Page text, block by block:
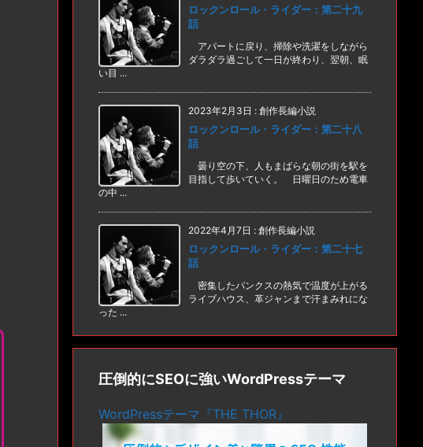
ロックンロール・ライダー：第二十九
話
アパートに戻り、掃除や洗濯をしながら
ダラダラ過ごして一日が終わり、翌朝、眠
い目 ...
2023年2月3日 : 創作長編小説
ロックンロール・ライダー：第二十八
話
曇り空の下、人もまばらな朝の街を駅を
目指して歩いていく。 日曜日のため電車
の中 ...
2022年4月7日 : 創作長編小説
ロックンロール・ライダー：第二十七
話
密集したパンクスの熱気で温度が上がる
ライブハウス、革ジャンまで汗まみれにな
った ...
圧倒的にSEOに強いWordPressテーマ
WordPressテーマ『THE THOR』